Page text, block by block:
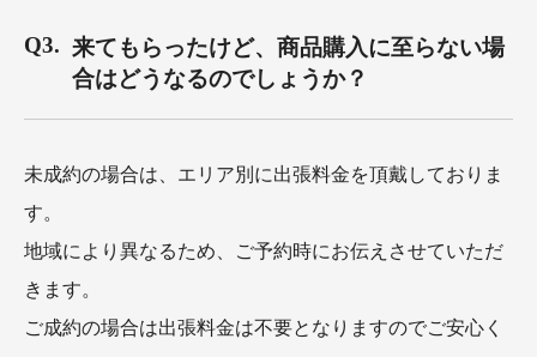
来てもらったけど、商品購入に至らない場
合はどうなるのでしょうか？
未成約の場合は、エリア別に出張料金を頂戴しておりま
す。
地域により異なるため、ご予約時にお伝えさせていただ
きます。
ご成約の場合は出張料金は不要となりますのでご安心く